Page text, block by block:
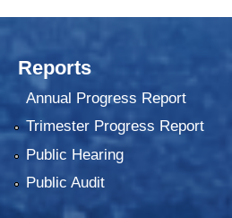
Reports
Annual Progress Report
Trimester Progress Report
Public Hearing
Public Audit